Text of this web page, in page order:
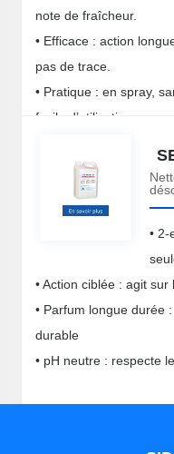
note de fraîcheur.
• Efficace : action
pas de trace.
• Pratique : en spray,
facile d’utilisation.
•
• Action ciblée : agit
• Parfum longue durée
durable
• pH neutre : respecte